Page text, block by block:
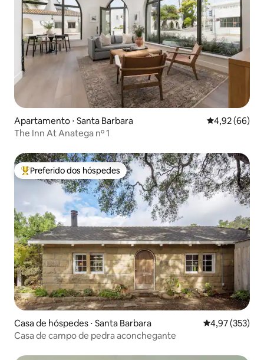
Apartamento ⋅ Santa Barbara 4,92 de uma
4,92 (66)
The Inn At Anatega nº 1
Entre os melhores preferidos dos hóspedes
Preferido dos hóspedes
Casa de hóspedes ⋅ Santa Barbara 4,97 de uma
4,97 (353)
Casa de campo de pedra aconchegante